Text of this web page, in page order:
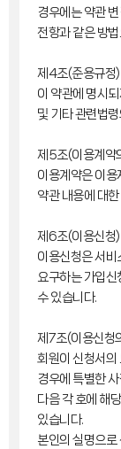
경우에는 약관
전항과 같은 방
제4조(준용규정)
이 약관에 명시
및 기타 관련법
제5조(이용계약
이용계약은 이용
약관 내용에 대
제6조(이용신청)
이용신청은 서비
요구하는 가입
수 있습니다.
제7조(이용신청
회원이 신청서의
경우에 특별한
다음 각 호에 해
있습니다.
본인의 실명으로